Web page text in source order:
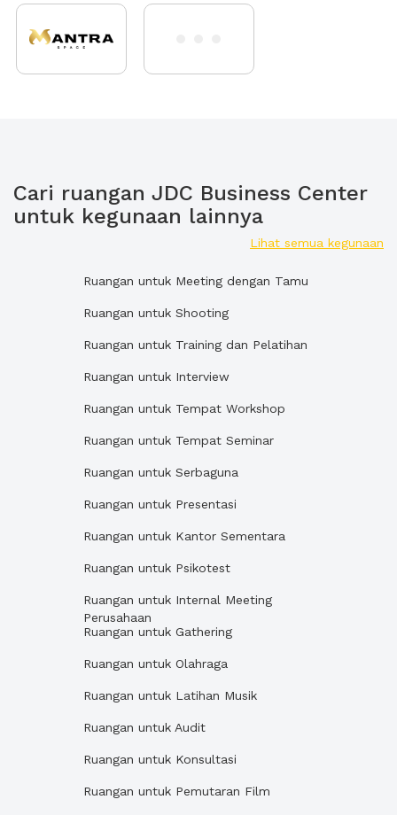
Cari ruangan JDC Business Center
untuk kegunaan lainnya
Lihat semua kegunaan
Ruangan untuk Meeting dengan Tamu
Ruangan untuk Shooting
Ruangan untuk Training dan Pelatihan
Ruangan untuk Interview
Ruangan untuk Tempat Workshop
Ruangan untuk Tempat Seminar
Ruangan untuk Serbaguna
Ruangan untuk Presentasi
Ruangan untuk Kantor Sementara
Ruangan untuk Psikotest
Ruangan untuk Internal Meeting
Perusahaan
Ruangan untuk Gathering
Ruangan untuk Olahraga
Ruangan untuk Latihan Musik
Ruangan untuk Audit
Ruangan untuk Konsultasi
Ruangan untuk Pemutaran Film